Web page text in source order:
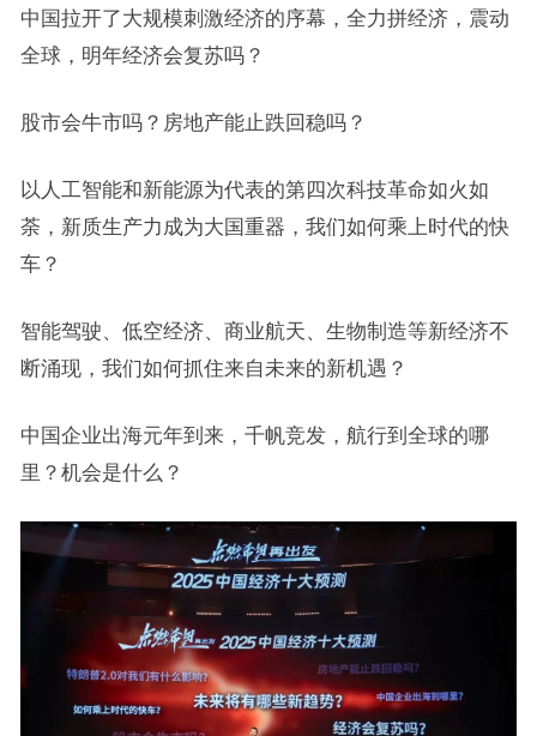
中国拉开了大规模刺激经济的序幕，全力拼经济，震动
全球，明年经济会复苏吗？
股市会牛市吗？房地产能止跌回稳吗？
以人工智能和新能源为代表的第四次科技革命如火如
荼，新质生产力成为大国重器，我们如何乘上时代的快
车？
智能驾驶、低空经济、商业航天、生物制造等新经济不
断涌现，我们如何抓住来自未来的新机遇？
中国企业出海元年到来，千帆竞发，航行到全球的哪
里？机会是什么？